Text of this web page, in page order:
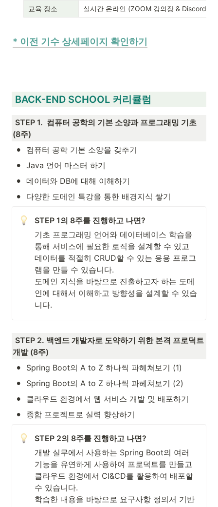
교육 장소 실시간 온라인 (ZOOM 강의장 & Discord 메
* 이전 기수 상세페이지 확인하기
BACK-END SCHOOL 커리큘럼
STEP 1.  컴퓨터 공학의 기본 소양과 프로그래밍 기초
(8주)
• 컴퓨터 공학 기본 소양을 갖추기
• Java 언어 마스터 하기
• 데이터와 DB에 대해 이해하기
• 다양한 도메인 특강을 통한 배경지식 쌓기
STEP 1의 8주를 진행하고 나면?
기초 프로그래밍 언어와 데이터베이스 학습을
통해 서비스에 필요한 로직을 설계할 수 있고
데이터를 적절히 CRUD할 수 있는 응용 프로그
램을 만들 수 있습니다.
도메인 지식을 바탕으로 진출하고자 하는 도메
인에 대해서 이해하고 방향성을 설계할 수 있습
니다.
STEP 2. 백엔드 개발자로 도약하기 위한 본격 프로덕트
개발 (8주)
• Spring Boot의 A to Z 하나씩 파헤쳐보기 (1)
• Spring Boot의 A to Z 하나씩 파헤쳐보기 (2)
• 클라우드 환경에서 웹 서비스 개발 및 배포하기
• 종합 프로젝트로 실력 향상하기
STEP 2의 8주를 진행하고 나면?
개발 실무에서 사용하는 Spring Boot의 여러
기능을 유연하게 사용하여 프로덕트를 만들고
클라우드 환경에서 CI&CD를 활용하여 배포할
수 있습니다.
학습한 내용을 바탕으로 요구사항 정의서 기반